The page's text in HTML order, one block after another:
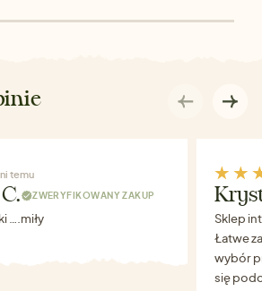
temu
ZWERYFIKOWANY ZAKUP
….miły
Sklep
Łatwe
wybór
się